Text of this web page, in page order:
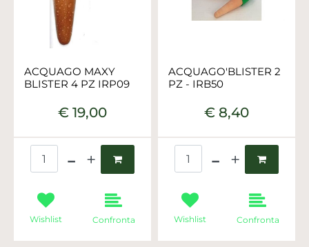
ACQUAGO MAXY
BLISTER 4 PZ IRP09
€ 19,00
Wishlist Confronta
ACQUAGO'BLISTER 2
PZ - IRB50
€ 8,40
Wishlist Confronta